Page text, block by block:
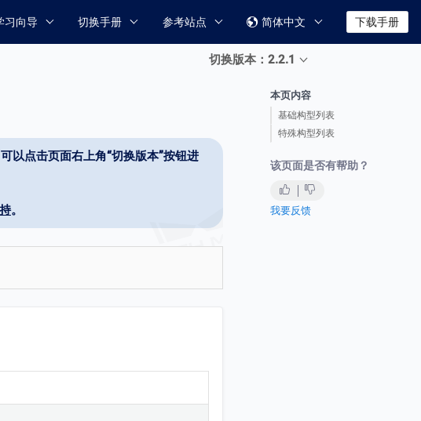
习向导 切换手册 参考站点  简体中文 下载手册
切换版本：2.2.1
本页内容
基础构型列表
特殊构型列表
该页面是否有帮助？
我要反馈
以点击页面右上角“切换版本”按钮进
。